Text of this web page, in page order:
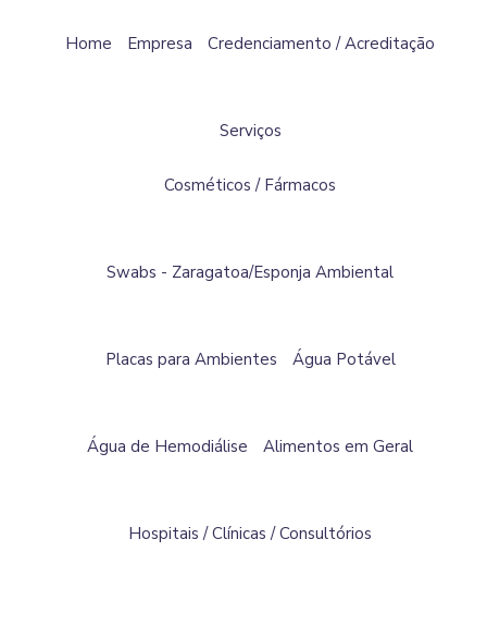
Home Empresa Credenciamento / Acreditação
Serviços
Cosméticos / Fármacos
Swabs - Zaragatoa/Esponja Ambiental
Placas para Ambientes Água Potável
Água de Hemodiálise Alimentos em Geral
Hospitais / Clínicas / Consultórios